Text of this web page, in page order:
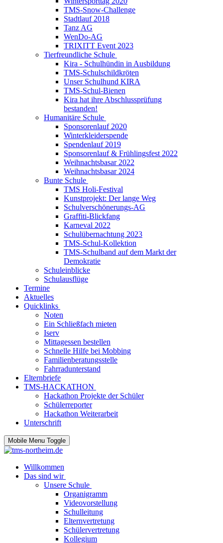
TMS-Snow-Challenge
Stadtlauf 2018
Tanz AG
WenDo-AG
TRIXITT Event 2023
Tierfreundliche Schule
Kira - Schulhündin in Ausbildung
TMS-Schulschildkröten
Unser Schulhund KIRA
TMS-Schul-Bienen
Kira hat ihre Abschlussprüfung
bestanden!
Humanitäre Schule
Sponsorenlauf 2020
Winterkleiderspende
Spendenlauf 2019
Sponsorenlauf & Frühlingsfest 2022
Weihnachtsbasar 2022
Weihnachtsbasar 2024
Bunte Schule
TMS Holi-Festival
Kunstprojekt: Der lange Weg
Schulverschönerungs-AG
Graffiti-Blickfang
Karneval 2022
Schulübernachtung 2023
TMS-Schul-Kollektion
TMS-Schulband auf dem Markt der
Demokratie
Schuleinblicke
Schulausflüge
Termine
Aktuelles
Quicklinks
Noten
Ein Schließfach mieten
Iserv
Mittagessen bestellen
Schnelle Hilfe bei Mobbing
Familienberatungsstelle
Fahrradunterstand
Elternbriefe
TMS-HACKATHON
Hackathon Projekte der Schüler
Schülerreporter
Hackathon Weiterarbeit
Unterschrift
Mobile Menu Toggle
Willkommen
Das sind wir
Unsere Schule
Organigramm
Videovorstellung
Schulleitung
Elternvertretung
Schülervertretung
Kollegium